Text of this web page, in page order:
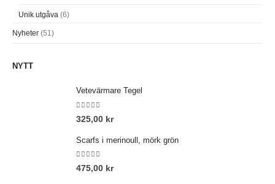
Unik utgåva (6)
Nyheter (51)
NYTT
Vetevärmare Tegel
0 out of 5
325,00 kr
Scarfs i merinoull, mörk grön
0out of 5
475,00 kr